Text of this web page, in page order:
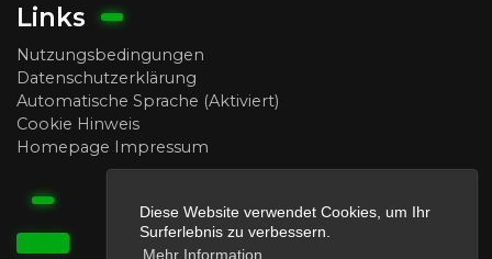
Diese Website verwendet Cookies, um Ihr
Surferlebnis zu verbessern.
Mehr Information
Links
Nutzungsbedingungen
Datenschutzerklärung
Automatische Sprache (Aktiviert)
Cookie Hinweis
Homepage Impressum